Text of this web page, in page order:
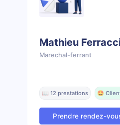
Mathieu
Marechal-ferrant
📖 12 prestations 🤩
Prendre rendez-